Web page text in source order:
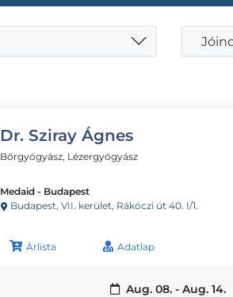
Dr. Sziray Ágnes
Bőrgyógyász, Lézergyógyász
Medaid - Budapest
Budapest, VII. kerület, Rákóczi út 40. I/1.
Árlista Adatlap
Aug. 08. - Aug. 14.